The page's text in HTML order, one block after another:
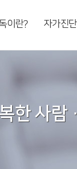
이란? 자가진단
한 사람